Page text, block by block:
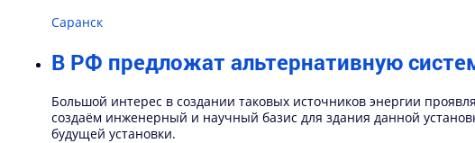
Саранск
В РФ предложат альтернативную
Большой интерес в создании таковых источников энергии
создаём инженерный и научный базис для здания данной
будущей установки.